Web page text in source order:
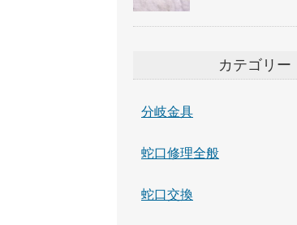
カテゴリー
分岐金具
蛇口修理全般
蛇口交換